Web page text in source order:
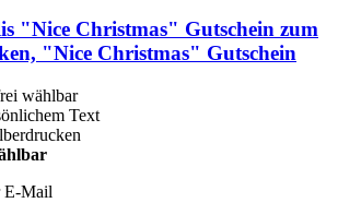
"Nice Christmas" Gutschein zum
"Nice Christmas" Gutschein
wählbar
Text
E-Mail